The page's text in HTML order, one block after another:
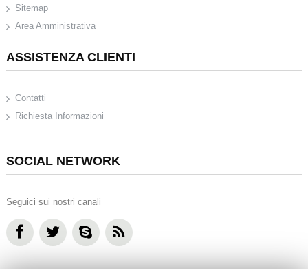
Sitemap
Area Amministrativa
ASSISTENZA CLIENTI
Contatti
Richiesta Informazioni
SOCIAL NETWORK
Seguici sui nostri canali